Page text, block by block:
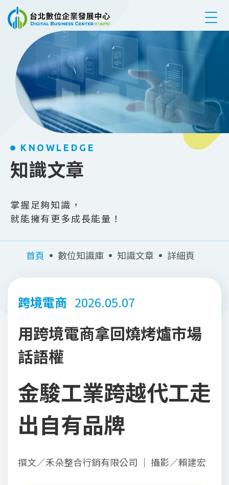
跳到主要內容
KNOWLEDGE
知識文章
掌握足夠知識，
就能擁有更多成長能量！
首頁 數位知識庫 知識文章 詳細頁
跨境電商 2026.05.07
用跨境電商拿回燒烤爐市場
話語權
金駿工業跨越代工走
出自有品牌
撰文／禾朵整合行銷有限公司 ｜ 攝影／賴建宏